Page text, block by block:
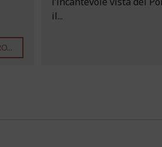
il...